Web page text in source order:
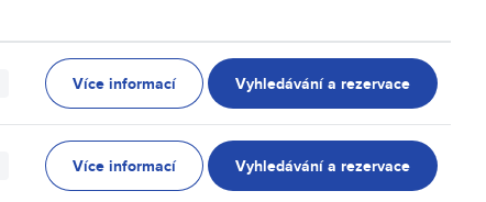
Více informací Vyhledávání a rezervace
Více informací Vyhledávání a rezervace